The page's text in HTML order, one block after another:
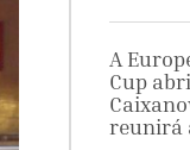
A
Cup
reunirá